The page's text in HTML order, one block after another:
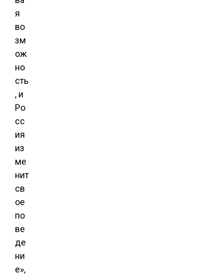
я
во
зм
ож
но
сть
, и
Ро
сс
ия
из
ме
нит
св
ое
по
ве
де
ни
е»,